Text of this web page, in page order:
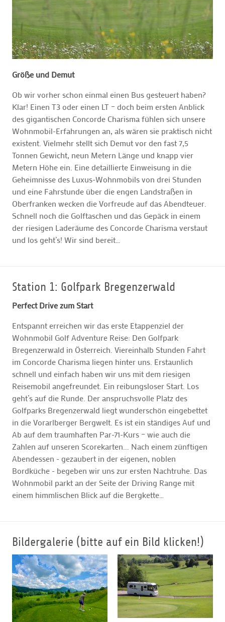
Größe und Demut
Ob wir vorher schon einmal einen Bus gesteuert haben?
Klar! Einen T3 oder einen LT – doch beim ersten Anblick
des gigantischen Concorde Charisma fühlen sich unsere
Wohnmobil-Erfahrungen an, als wären sie praktisch nicht
existent. Vielmehr stellt sich Demut vor den fast 7,5
Tonnen Gewicht, neun Metern Länge und knapp vier
Metern Höhe ein. Eine detaillierte Einweisung in die
Geheimnisse des Luxus-Wohnmobils von drei Stunden
und eine Fahrstunde über die engen Landstraßen in
Oberfranken wecken die Vorfreude auf das Abendteuer.
Schnell noch die Golftaschen und das Gepäck in einem
der riesigen Laderäume des Concorde Charisma verstaut
und los geht’s! Wir sind bereit…
Station 1: Golfpark Bregenzerwald
Perfect Drive zum Start
Entspannt erreichen wir das erste Etappenziel der
Wohnmobil Golf Adventure Reise: Den Golfpark
Bregenzerwald in Österreich. Viereinhalb Stunden Fahrt
im Concorde Charisma liegen hinter uns. Erstaunlich
schnell und einfach haben wir uns mit dem riesigen
Reisemobil angefreundet. Ein reibungsloser Start. Los
geht’s auf die Runde. Der anspruchsvolle Platz des
Golfparks Bregenzerwald liegt wunderschön eingebettet
in die Vorarlberger Bergwelt. Es ist ein ständiges Auf und
Ab auf dem traumhaften Par-71-Kurs – wie auch die
Zahlen auf unseren Scorekarten... Nach einem zünftigen
Abendessen - gezaubert in der eigenen, noblen
Bordküche - begeben wir uns zur ersten Nachtruhe. Das
Wohnmobil parkt an der Seite der Driving Range mit
einem himmlischen Blick auf die Bergkette…
Bildergalerie (bitte auf ein Bild klicken!)